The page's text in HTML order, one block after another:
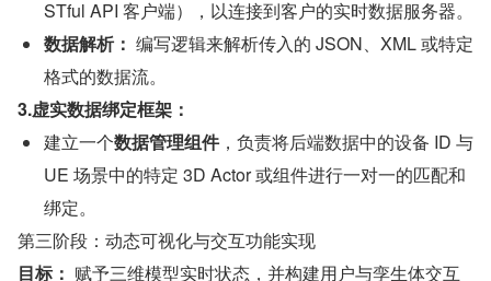
STful API 客户端），以连接到客户的实时数据服务器。
数据解析： 编写逻辑来解析传入的 JSON、XML 或特定
格式的数据流。
3.虚实数据绑定框架：
建立一个数据管理组件，负责将后端数据中的设备 ID 与
UE 场景中的特定 3D Actor 或组件进行一对一的匹配和
绑定。
第三阶段：动态可视化与交互功能实现
目标： 赋予三维模型实时状态，并构建用户与孪生体交互